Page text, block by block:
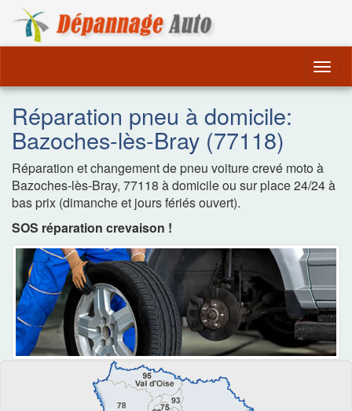
Réparation pneu à domicile:
Bazoches-lès-Bray (77118)
Réparation et changement de pneu voiture crevé moto à
Bazoches-lès-Bray, 77118 à domicile ou sur place 24/24 à
bas prix (dimanche et jours fériés ouvert).
SOS réparation crevaison !